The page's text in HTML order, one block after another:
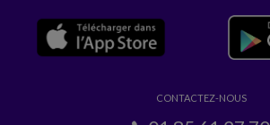
CONTACTEZ-NOUS